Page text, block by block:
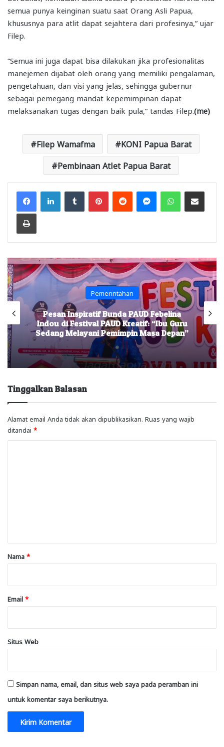
semua punya keinginan suatu saat Orang Asli Papua,
khususnya para atlit dapat sejahtera dari profesinya,” ujar
Filep.
“Semua ini juga dapat bisa dilakukan jika profesionalitas
manejemen dijabat oleh orang yang memiliki pengalaman,
pengetahuan, dan visi yang jelas, sehingga gubernur
sebagai pemegang mandat kepemimpinan dapat
melaksanakan tugas dengan baik pula,” tandas Filep. (me)
Filep Wamafma KONI Papua Barat
Pembinaan Atlet Papua Barat
FacebookLinkedInTumblr PinterestReddit MessengerWhatsAppShare via Email
Print
Pemerintahan
Pesan Inspiratif Bunda PAUD Febelina
Indou di Festival PAUD Kreatif: “Ibu Guru
Sedang Melayani Pemimpin Masa Depan”
Tinggalkan Balasan
Alamat email Anda tidak akan dipublikasikan. Ruas yang wajib
ditandai *
rNama *
Email *
Situs Web
Simpan nama, email, dan situs web saya pada peramban ini
untuk komentar saya berikutnya.